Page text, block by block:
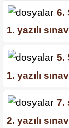
6.
1. yazılı
5.
1. yazılı
7.
2. yazılı